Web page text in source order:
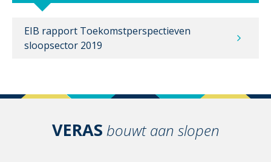
EIB rapport Toekomstperspectieven
sloopsector 2019
VERAS bouwt aan slopen